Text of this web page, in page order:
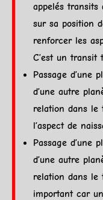
appeléstransits
sur sa position
renforcer les
C’est un transit
Passage d’une
d’une autre
relation dans le
l’aspect de
Passage d’une
d’une autre
relation dans le
important car